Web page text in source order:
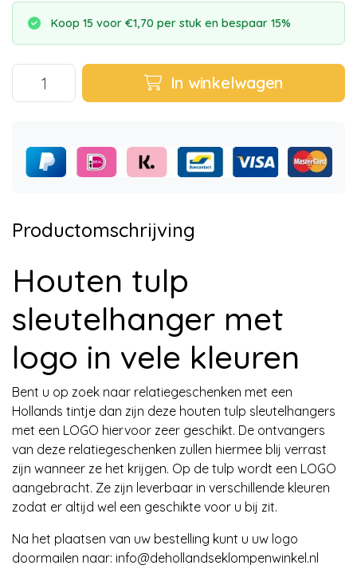
Koop 15 voor €1,70 per stuk en bespaar 15%
In winkelwagen
Productomschrijving
Houten tulp
sleutelhanger met
logo in vele kleuren
Bent u op zoek naar relatiegeschenken met een
Hollands tintje dan zijn deze houten tulp sleutelhangers
met een LOGO hiervoor zeer geschikt. De ontvangers
van deze relatiegeschenken zullen hiermee blij verrast
zijn wanneer ze het krijgen. Op de tulp wordt een LOGO
aangebracht. Ze zijn leverbaar in verschillende kleuren
zodat er altijd wel een geschikte voor u bij zit.
Na het plaatsen van uw bestelling kunt u uw logo
doormailen naar: info@dehollandseklompenwinkel.nl